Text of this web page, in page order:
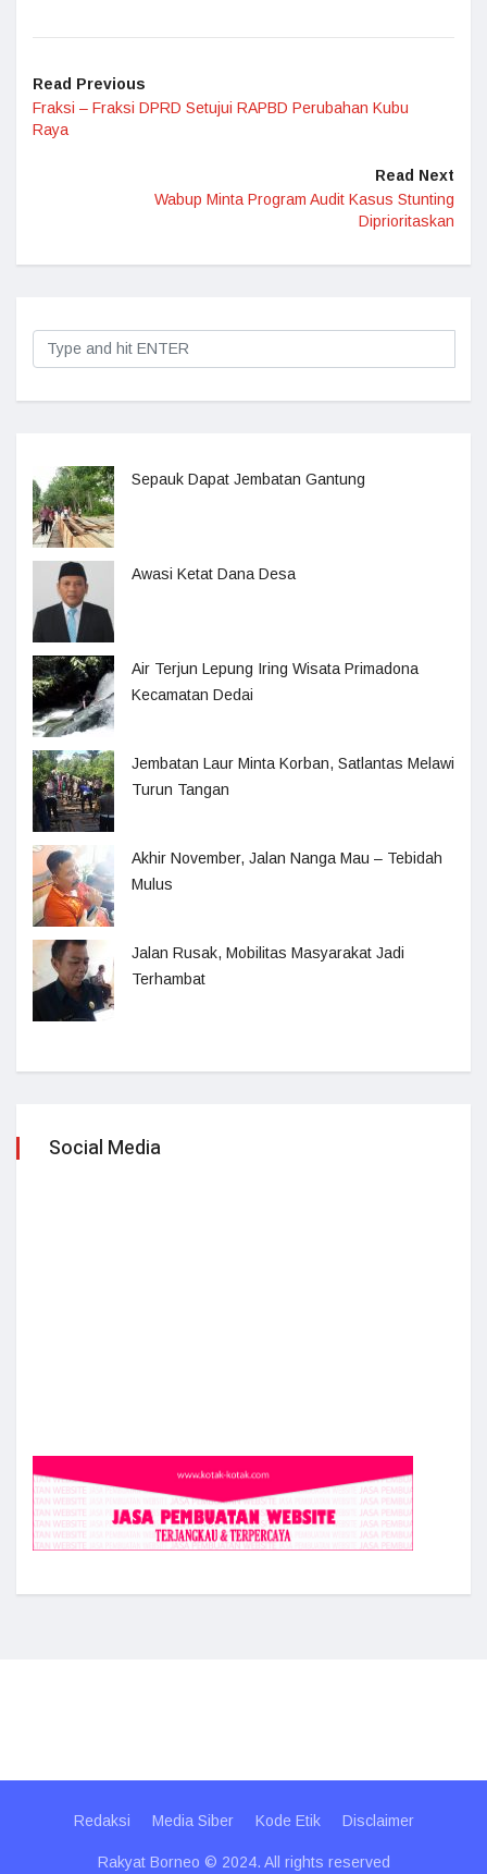
Read Previous
Fraksi – Fraksi DPRD Setujui RAPBD Perubahan Kubu
Raya
Read Next
Wabup Minta Program Audit Kasus Stunting
Diprioritaskan
Sepauk Dapat Jembatan Gantung
Awasi Ketat Dana Desa
Air Terjun Lepung Iring Wisata Primadona
Kecamatan Dedai
Jembatan Laur Minta Korban, Satlantas Melawi
Turun Tangan
Akhir November, Jalan Nanga Mau – Tebidah
Mulus
Jalan Rusak, Mobilitas Masyarakat Jadi
Terhambat
Social Media
Redaksi Media Siber Kode Etik Disclaimer
Rakyat Borneo © 2024. All rights reserved